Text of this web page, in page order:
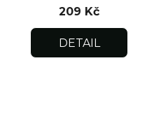
209 Kč
DETAIL